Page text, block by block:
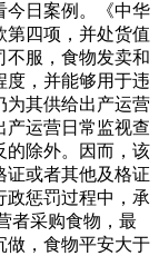
今日案例。《中华
第四项，并处货值
不服，食物发卖和
度，并能够用于违
为其供给出产运营
产运营日常监视查
的除外。因而，该
证或者其他及格证
政惩罚过程中，承
者采购食物，最
做，食物平安大于